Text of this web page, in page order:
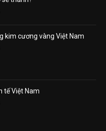
kim cương vàng Việt Nam
tế Việt Nam